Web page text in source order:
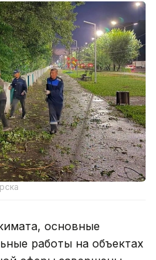
основные
работы на объектах